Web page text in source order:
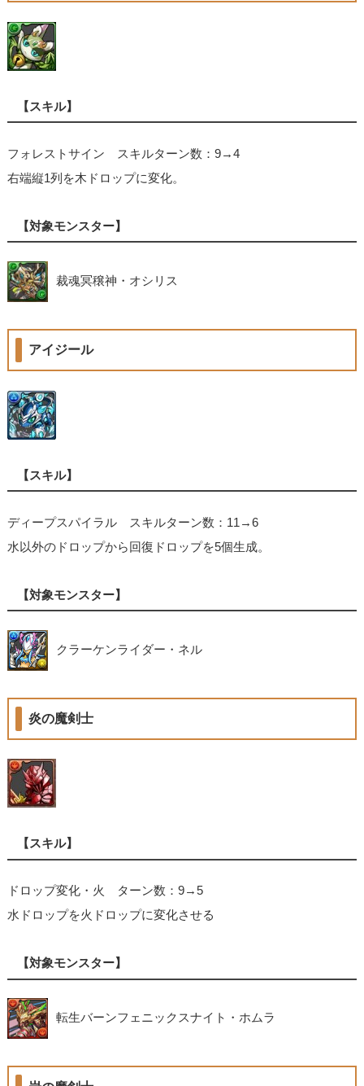
【スキル】
フォレストサイン スキルターン数：9→4
右端縦1列を木ドロップに変化。
【対象モンスター】
裁魂冥穣神・オシリス
アイジール
【スキル】
ディープスパイラル スキルターン数：11→6
水以外のドロップから回復ドロップを5個生成。
【対象モンスター】
クラーケンライダー・ネル
炎の魔剣士
【スキル】
ドロップ変化・火 ターン数：9→5
水ドロップを火ドロップに変化させる
【対象モンスター】
転生バーンフェニックスナイト・ホムラ